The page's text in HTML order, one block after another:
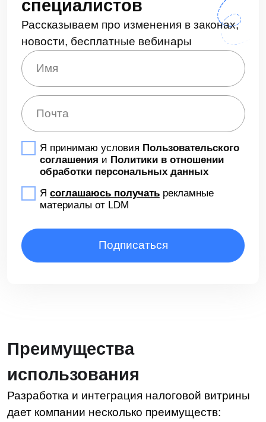
автоматически, что сокращает время
на подготовку отчетов
и минимизирует ошибки;
сотрудников компании в процедуру
проверки со стороны налоговой
инспекции;
сокращаются налоговые риски,
снижается вероятность штрафов
и пеней.
Этапы внедрения налоговой
витрины
Внедрение налоговой витрины проводится
в три этапа, разберем подробнее каждый
этого оцените следующие его критерии:
функциональность,
интеграция с современными системами
учета,